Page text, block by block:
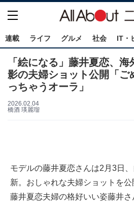
連載 ライフ グルメ 社会 IT・
「絵になる」藤井夏恋、
影の夫婦ショット公開「ご
っちゃうオーラ」
2026.02.04
橋酒 瑛麗瑠
モデルの藤井夏恋さんは2月3日
新。おしゃれな夫婦ショットを公
藤井夏恋夫婦の格好いい姿藤井